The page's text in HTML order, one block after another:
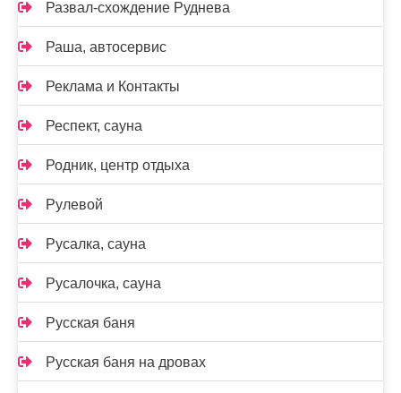
Развал-схождение Руднева
Раша, автосервис
Реклама и Контакты
Респект, сауна
Родник, центр отдыха
Рулевой
Русалка, сауна
Русалочка, сауна
Русская баня
Русская баня на дровах